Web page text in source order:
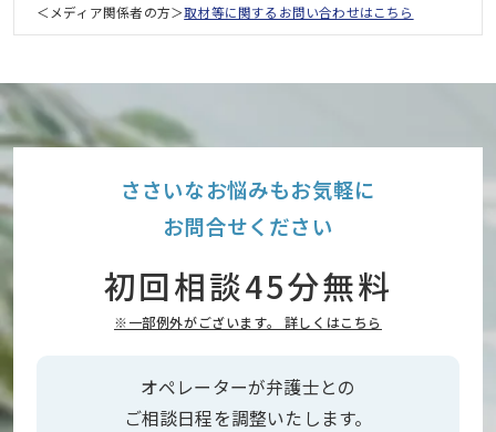
＜メディア関係者の方＞取材等に関するお問い合わせはこちら
ささいなお悩みもお気軽に
お問合せください
初回相談45分無料
※一部例外がございます。 詳しくはこちら
オペレーターが弁護士との
ご相談日程を調整いたします。